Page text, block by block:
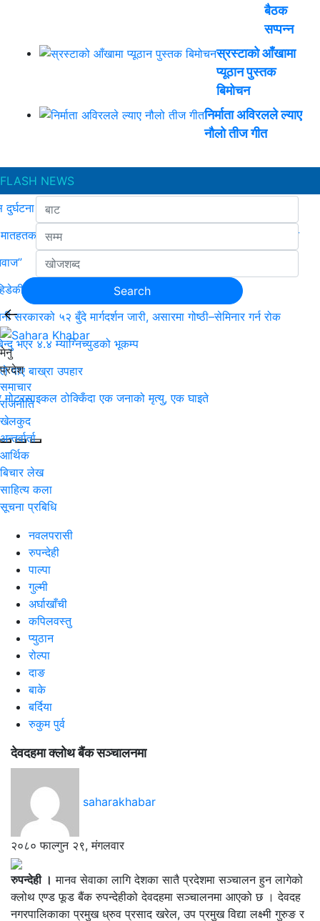
बैठक
सप्पन्न
स्रस्टाको आँखामा
प्यूठान पुस्तक
बिमोचन
निर्माता अविरलले ल्याए
नौलो तीज गीत
FLASH NEWS
दुर्घटना : एकको मृत्यु, ६ जना घाइते
कार्यालय बिच योजना कार्यान्वयन बारे समन्वयात्मक बैठक सम्पन्न
महिला मृत फेला
सरकारको ५२ बुँदे मार्गदर्शन जारी, असारमा गोष्ठी–सेमिनार गर्न रोक
भएर ४.४ म्याग्निच्युडको भूकम्प
बाख्रा उपहार
मोटरसाइकल ठोक्किँदा एक जनाको मृत्यु, एक घाइते
मेनु
प्रदेश
समाचार
राजनीति
खेलकुद
अन्तर्वार्ता
आर्थिक
बिचार लेख
साहित्य कला
सूचना प्रबिधि
नवलपरासी
रुपन्देही
पाल्पा
गुल्मी
अर्घाखाँची
कपिलवस्तु
प्युठान
रोल्पा
दाङ
बाके
बर्दिया
रुकुम पुर्व
देवदहमा क्लोथ बैंक सञ्चालनमा
saharakhabar
२०८० फाल्गुन २९, मंगलवार
रुपन्देही । मानव सेवाका लागि देशका सातै प्रदेशमा सञ्‍चालन हुन लागेको
क्लोथ एण्ड फूड बैंक रुपन्देहीको देवदहमा सञ्‍चालनमा आएको छ । देवदह
नगरपालिकाका प्रमुख ध्रुव प्रसाद खरेल, उप प्रमुख विद्या लक्ष्मी गुरुङ र